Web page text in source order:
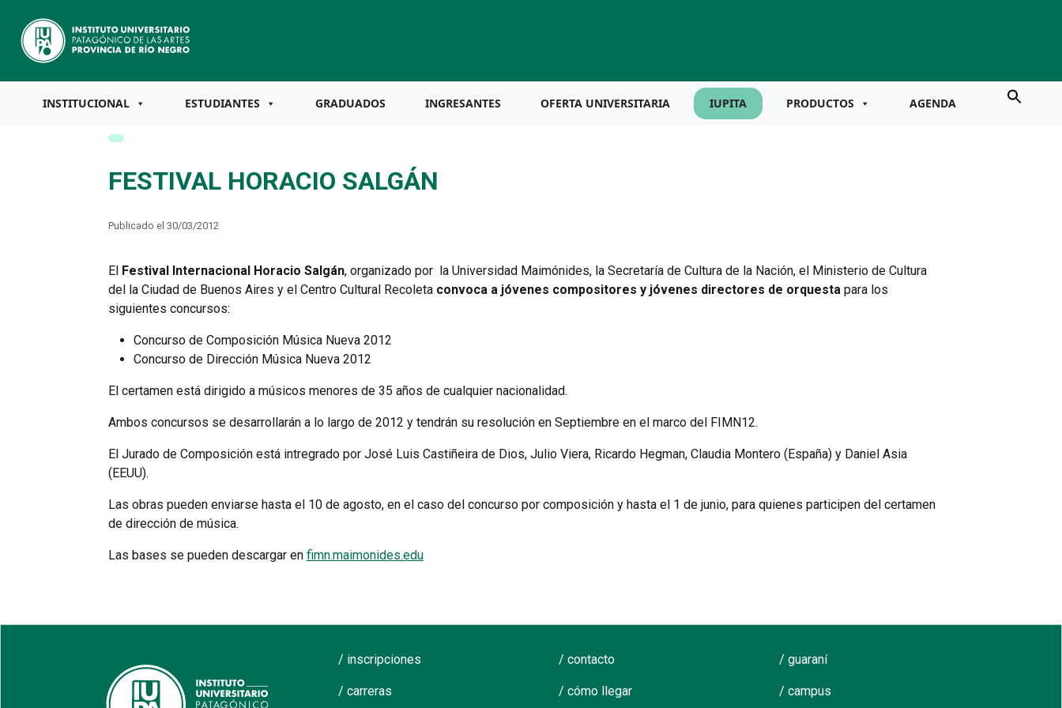
INSTITUCIONAL ESTUDIANTES GRADUADOS INGRESANTES OFERTA UNIVERSITARIA IUPITA PRODUCTOS AGENDA
FESTIVAL HORACIO SALGÁN
Publicado el 30/03/2012
El Festival Internacional Horacio Salgán, organizado por la Universidad Maimónides, la Secretaría de Cultura de la Nación, el Ministerio de Cultura
del la Ciudad de Buenos Aires y el Centro Cultural Recoleta convoca a jóvenes compositores y jóvenes directores de orquestapara los
siguientes concursos:
Concurso de Composición Música Nueva 2012
Concurso de Dirección Música Nueva 2012
El certamen está dirigido a músicos menores de 35 años de cualquier nacionalidad.
Ambos concursos se desarrollarán a lo largo de 2012 y tendrán su resolución en Septiembre en el marco del FIMN12.
El Jurado de Composición está intregrado por José Luis Castiñeira de Dios, Julio Viera, Ricardo Hegman, Claudia Montero (España) y Daniel Asia
(EEUU).
Las obras pueden enviarse hasta el 10 de agosto, en el caso del concurso por composición y hasta el 1 de junio, para quienes participen del certamen
de dirección de música.
Las bases se pueden descargar en fimn.maimonides.edu
/ inscripciones
/ carreras
/ contacto
/ cómo llegar
/ guaraní
/ campus